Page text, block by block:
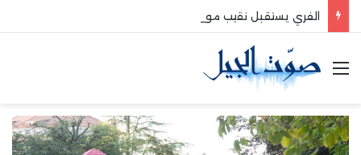
الفري يستقبل نقيب موظفي قاديشا
القائمة